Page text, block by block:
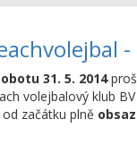
31. 5. 2014
volejbalový klub
začátku plně